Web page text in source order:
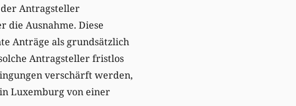
Antragsteller
Ausnahme. Diese
Anträge als grundsätzlich
Antragsteller fristlos
verschärft werden,
Luxemburg von einer